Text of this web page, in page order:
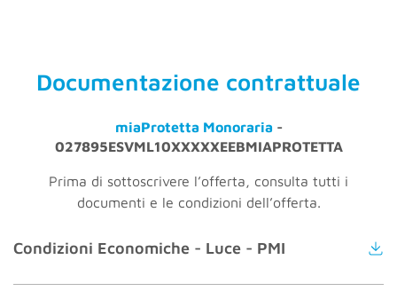
Documentazione contrattuale
miaProtetta Monoraria -
027895ESVML10XXXXXEEBMIAPROTETTA
Prima di sottoscrivere l’offerta, consulta tutti i
documenti e le condizioni dell’offerta.
Condizioni Economiche - Luce - PMI